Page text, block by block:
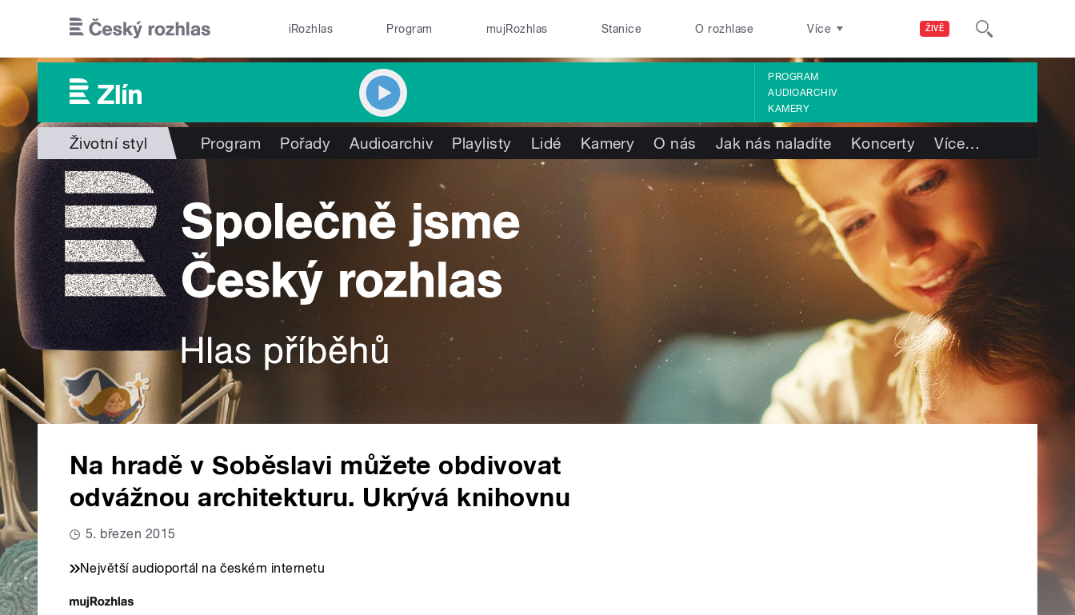
ŽIVĚ
iRozhlas Program mujRozhlas Stanice O rozhlase Více
PROGRAM
AUDIOARCHIV
KAMERY
Životní styl Program Pořady Audioarchiv Playlisty Lidé Kamery O nás Jak nás naladíte Koncerty Více…
Na hradě v Soběslavi můžete obdivovat
odvážnou architekturu. Ukrývá knihovnu
5. březen 2015
Největší audioportál na českém internetu